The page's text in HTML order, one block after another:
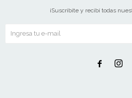
¡Suscribite y recibí todas
 